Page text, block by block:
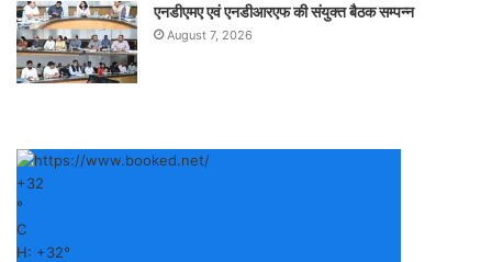
एनडीएमए एवं एनडीआरएफ की संयुक्त बैठक सम्पन्न
August 7, 2026
+32
°
C
H: +32°